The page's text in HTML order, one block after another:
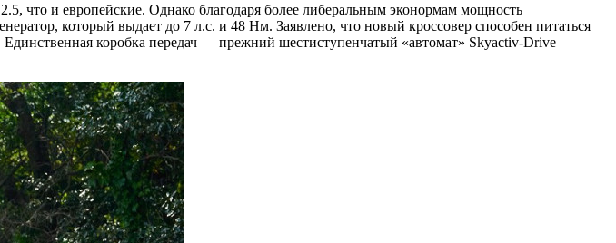
что и европейские. Однако благодаря более либеральным эконормам мощность
который выдает до 7 л.с. и 48 Нм. Заявлено, что новый кроссовер способен питаться
коробка передач — прежний шестиступенчатый «автомат» Skyactiv-Drive